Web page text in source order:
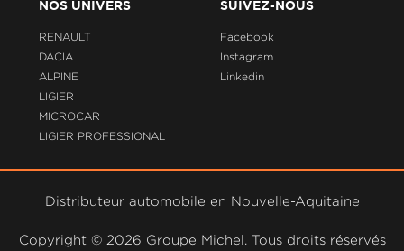
NOS UNIVERS
RENAULT
DACIA
ALPINE
LIGIER
MICROCAR
LIGIER PROFESSIONAL
SUIVEZ-NOUS
Facebook
Instagram
Linkedin
Distributeur automobile en Nouvelle-Aquitaine
Copyright © 2026 Groupe Michel. Tous droits réservés